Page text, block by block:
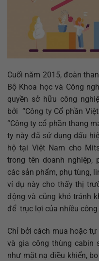
Cuối năm 2015, đoàn
Bộ Khoa học và Công
quyền sở hữu công
bởi “Công ty Cổ phần
“Công ty cổ phần thang
ty này đã sử dụng dấu
hộ tại Việt Nam cho
trong tên doanh nghiệp,
các sản phẩm, phụ tùng,
ví dụ này cho thấy thị
động và cũng khó tránh
để trục lợi của nhiều công
Chỉ bởi cách mua hoặc
và gia công thùng cabin
như mặt nạ điều khiển,